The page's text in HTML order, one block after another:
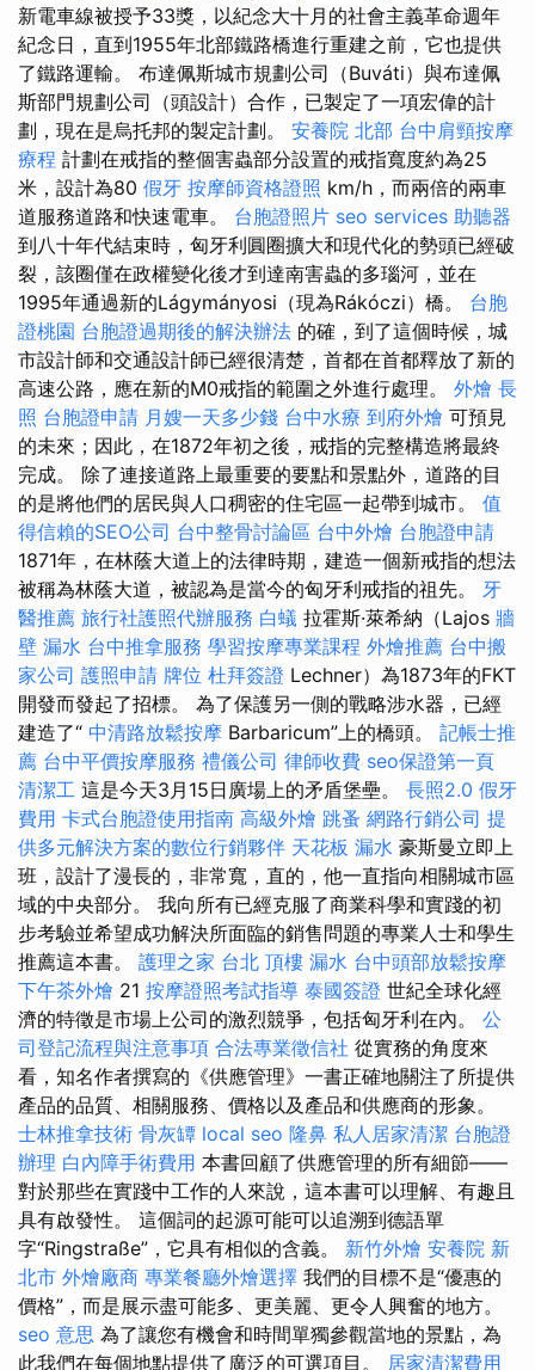
新電車線被授予33獎，以紀念大十月的社會主義革命週年
紀念日，直到1955年北部鐵路橋進行重建之前，它也提供
了鐵路運輸。 布達佩斯城市規劃公司（Buváti）與布達佩
斯部門規劃公司（頭設計）合作，已製定了一項宏偉的計
劃，現在是烏托邦的製定計劃。 安養院 北部 台中肩頸按摩
療程 計劃在戒指的整個害蟲部分設置的戒指寬度約為25
米，設計為80 假牙 按摩師資格證照 km/h，而兩倍的兩車
道服務道路和快速電車。 台胞證照片 seo services 助聽器
到八十年代結束時，匈牙利圓圈擴大和現代化的勢頭已經破
裂，該圈僅在政權變化後才到達南害蟲的多瑙河，並在
1995年通過新的Lágymányosi（現為Rákóczi）橋。 台胞
證桃園 台胞證過期後的解決辦法 的確，到了這個時候，城
市設計師和交通設計師已經很清楚，首都在首都釋放了新的
高速公路，應在新的M0戒指的範圍之外進行處理。 外燴 長
照 台胞證申請 月嫂一天多少錢 台中水療 到府外燴 可預見
的未來；因此，在1872年初之後，戒指的完整構造將最終
完成。 除了連接道路上最重要的要點和景點外，道路的目
的是將他們的居民與人口稠密的住宅區一起帶到城市。 值
得信賴的SEO公司 台中整骨討論區 台中外燴 台胞證申請
1871年，在林蔭大道上的法律時期，建造一個新戒指的想法
被稱為林蔭大道，被認為是當今的匈牙利戒指的祖先。 牙
醫推薦 旅行社護照代辦服務 白蟻 拉霍斯·萊希納（Lajos 牆
壁 漏水 台中推拿服務 學習按摩專業課程 外燴推薦 台中搬
家公司 護照申請 牌位 杜拜簽證 Lechner）為1873年的FKT
開發而發起了招標。 為了保護另一側的戰略涉水器，已經
建造了“ 中清路放鬆按摩 Barbaricum”上的橋頭。 記帳士推
薦 台中平價按摩服務 禮儀公司 律師收費 seo保證第一頁
清潔工 這是今天3月15日廣場上的矛盾堡壘。 長照2.0 假牙
費用 卡式台胞證使用指南 高級外燴 跳蚤 網路行銷公司 提
供多元解決方案的數位行銷夥伴 天花板 漏水 豪斯曼立即上
班，設計了漫長的，非常寬，直的，他一直指向相關城市區
域的中央部分。 我向所有已經克服了商業科學和實踐的初
步考驗並希望成功解決所面臨的銷售問題的專業人士和學生
推薦這本書。 護理之家 台北 頂樓 漏水 台中頭部放鬆按摩
下午茶外燴 21 按摩證照考試指導 泰國簽證 世紀全球化經
濟的特徵是市場上公司的激烈競爭，包括匈牙利在內。 公
司登記流程與注意事項 合法專業徵信社 從實務的角度來
看，知名作者撰寫的《供應管理》一書正確地關注了所提供
產品的品質、相關服務、價格以及產品和供應商的形象。
士林推拿技術 骨灰罈 local seo 隆鼻 私人居家清潔 台胞證
辦理 白內障手術費用 本書回顧了供應管理的所有細節——
對於那些在實踐中工作的人來說，這本書可以理解、有趣且
具有啟發性。 這個詞的起源可能可以追溯到德語單
字“Ringstraße”，它具有相似的含義。 新竹外燴 安養院 新
北市 外燴廠商 專業餐廳外燴選擇 我們的目標不是“優惠的
價格”，而是展示盡可能多、更美麗、更令人興奮的地方。
seo 意思 為了讓您有機會和時間單獨參觀當地的景點，為
此我們在每個地點提供了廣泛的可選項目。 居家清潔費用